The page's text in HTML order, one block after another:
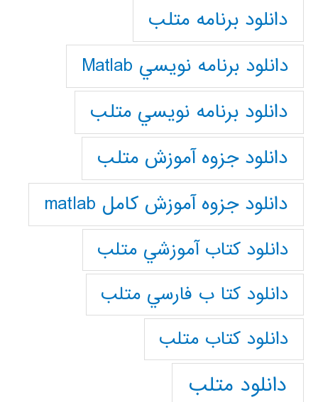
دانلود برنامه متلب
دانلود برنامه نويسي Matlab
دانلود برنامه نويسي متلب
دانلود جزوه آموزش متلب
دانلود جزوه آموزش کامل matlab
دانلود كتاب آموزشي متلب
دانلود كتا ب فارسي متلب
دانلود كتاب متلب
دانلود متلب